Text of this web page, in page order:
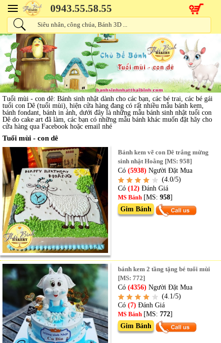
0943.55.58.55
Tuổi mùi - con dê: Bánh sinh nhật dành cho các bạn, các bé trai, các bé gái
tuổi con Dê (tuổi mùi), hiện cửa hàng đang có rất nhiều mẫu bánh kem,
bánh fondant, bánh in ảnh, dưới đây là những mẫu bánh sinh nhật tuổi con
Dê do cake art đã làm, các bạn có những mẫu bánh khác muốn đặt hãy cho
cửa hàng qua Facebook hoặc email nhé
Tuổi mùi - con dê
Bánh kem vẽ con Dê trắng mừng
sinh nhật Hoằng [MS: 958]
Có(5938) Người Đặt Mua
(4.0/5)
Có (12)Đánh Giá
MS Bánh [MS:958]
Gim Bánh
bánh kem 2 tầng tặng bé tuổi mùi
[MS: 772]
Có(4356) Người Đặt Mua
(4.1/5)
Có (7)Đánh Giá
MS Bánh [MS:772]
Gim Bánh